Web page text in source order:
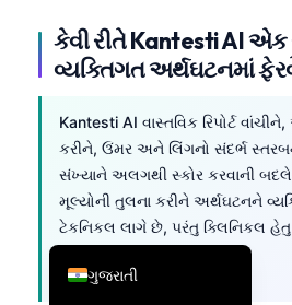
કેવી રીતે Kantesti AI એક
વ્યક્તિગત અર્થઘટનમાં
Kantesti AI વાસ્તવિક રિપોર્ટ
કરીને, ઉંમર અને લિંગનો સંદર્ભ
સંખ્યાને અલગથી સ્કોર કરવાની
મૂલ્યોની તુલના કરીને અર્થઘટનને
ટેકનિકલ લાગે છે, પરંતુ ક્લિનિકલ
ગુજરાતી
English
Deutsch
العربية
Français
Italiano